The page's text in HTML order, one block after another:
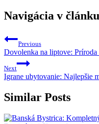
Navigácia v článku
Previous
Dovolenka na liptove: Príroda
Next
Igrane ubytovanie: Najlepšie
Similar Posts